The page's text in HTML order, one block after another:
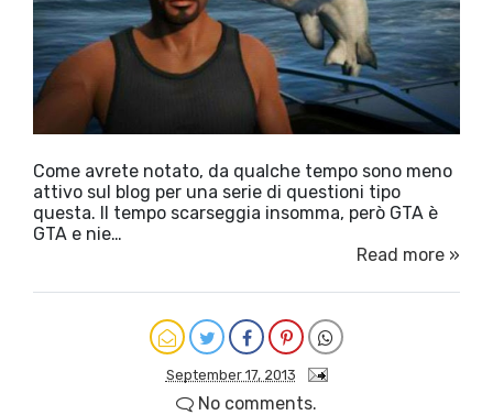
Come avrete notato, da qualche tempo sono meno
attivo sul blog per una serie di questioni tipo
questa. Il tempo scarseggia insomma, però GTA è
GTA e nie…
Read more »
September 17, 2013
No comments.